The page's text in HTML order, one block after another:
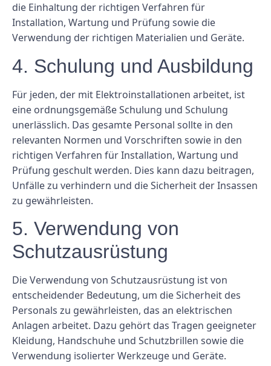
die Einhaltung der richtigen Verfahren für
Installation, Wartung und Prüfung sowie die
Verwendung der richtigen Materialien und Geräte.
4. Schulung und Ausbildung
Für jeden, der mit Elektroinstallationen arbeitet, ist
eine ordnungsgemäße Schulung und Schulung
unerlässlich. Das gesamte Personal sollte in den
relevanten Normen und Vorschriften sowie in den
richtigen Verfahren für Installation, Wartung und
Prüfung geschult werden. Dies kann dazu beitragen,
Unfälle zu verhindern und die Sicherheit der Insassen
zu gewährleisten.
5. Verwendung von
Schutzausrüstung
Die Verwendung von Schutzausrüstung ist von
entscheidender Bedeutung, um die Sicherheit des
Personals zu gewährleisten, das an elektrischen
Anlagen arbeitet. Dazu gehört das Tragen geeigneter
Kleidung, Handschuhe und Schutzbrillen sowie die
Verwendung isolierter Werkzeuge und Geräte.